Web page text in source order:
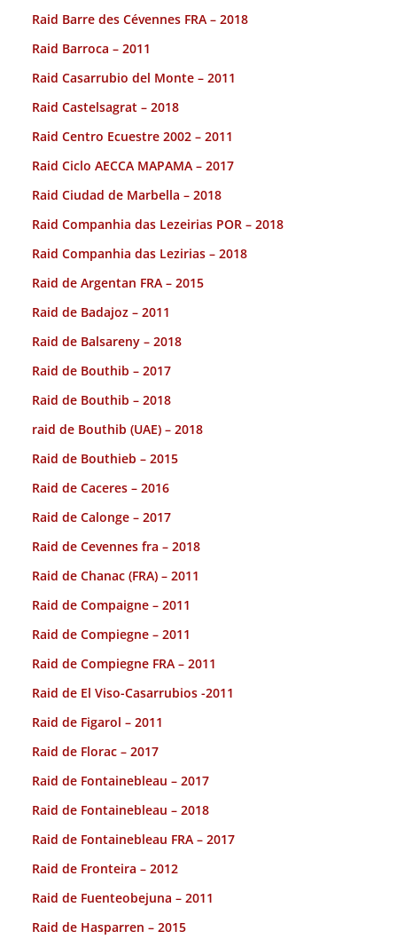
Raid Barre des Cévennes FRA – 2018
Raid Barroca – 2011
Raid Casarrubio del Monte – 2011
Raid Castelsagrat – 2018
Raid Centro Ecuestre 2002 – 2011
Raid Ciclo AECCA MAPAMA – 2017
Raid Ciudad de Marbella – 2018
Raid Companhia das Lezeirias POR – 2018
Raid Companhia das Lezirias – 2018
Raid de Argentan FRA – 2015
Raid de Badajoz – 2011
Raid de Balsareny – 2018
Raid de Bouthib – 2017
Raid de Bouthib – 2018
raid de Bouthib (UAE) – 2018
Raid de Bouthieb – 2015
Raid de Caceres – 2016
Raid de Calonge – 2017
Raid de Cevennes fra – 2018
Raid de Chanac (FRA) – 2011
Raid de Compaigne – 2011
Raid de Compiegne – 2011
Raid de Compiegne FRA – 2011
Raid de El Viso-Casarrubios -2011
Raid de Figarol – 2011
Raid de Florac – 2017
Raid de Fontainebleau – 2017
Raid de Fontainebleau – 2018
Raid de Fontainebleau FRA – 2017
Raid de Fronteira – 2012
Raid de Fuenteobejuna – 2011
Raid de Hasparren – 2015